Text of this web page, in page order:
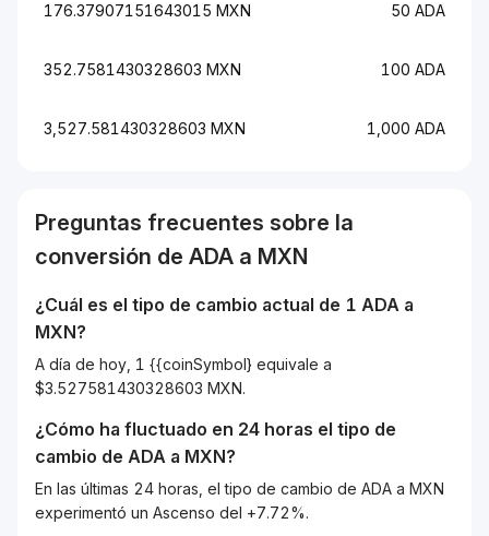
176.37907151643015 MXN 50 ADA
352.7581430328603 MXN 100 ADA
3,527.581430328603 MXN 1,000 ADA
Preguntas frecuentes sobre la
conversión de ADA a MXN
¿Cuál es el tipo de cambio actual de 1 ADA a
MXN?
A día de hoy, 1 {{coinSymbol} equivale a
$3.527581430328603 MXN.
¿Cómo ha fluctuado en 24 horas el tipo de
cambio de ADA a MXN?
En las últimas 24 horas, el tipo de cambio de ADA a MXN
experimentó un Ascenso del +7.72%.